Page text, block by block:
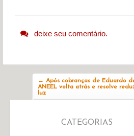
deixe seu comentário.
← Após cobranças de Eduardo
ANEEL volta atrás e resolve
luz
CATEGORIAS